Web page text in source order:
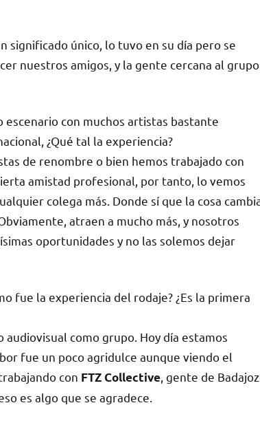
significado único, lo tuvo en su día pero se
nuestros amigos, y la gente cercana al
escenario con muchos artistas bastante
¿Qué tal la experiencia?
de renombre o bien hemos trabajado con
amistad profesional, por tanto, lo vemos
colega más. Donde sí que la cosa
atraen a mucho más, y nosotros
oportunidades y no las solemos dejar
fue la experiencia del rodaje? ¿Es la primera
como grupo. Hoy día estamos
fue un poco agridulce aunque viendo el
con FTZ Collective , gente de Badajoz
es algo que se agradece.